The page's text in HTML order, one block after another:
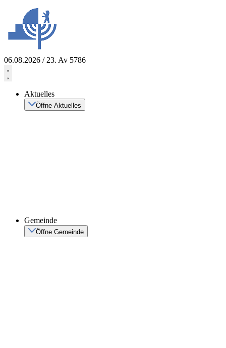
springen
06.08.2026 / 23. Av 5786
Aktuelles
Öffne Aktuelles
Gemeinde
Öffne Gemeinde